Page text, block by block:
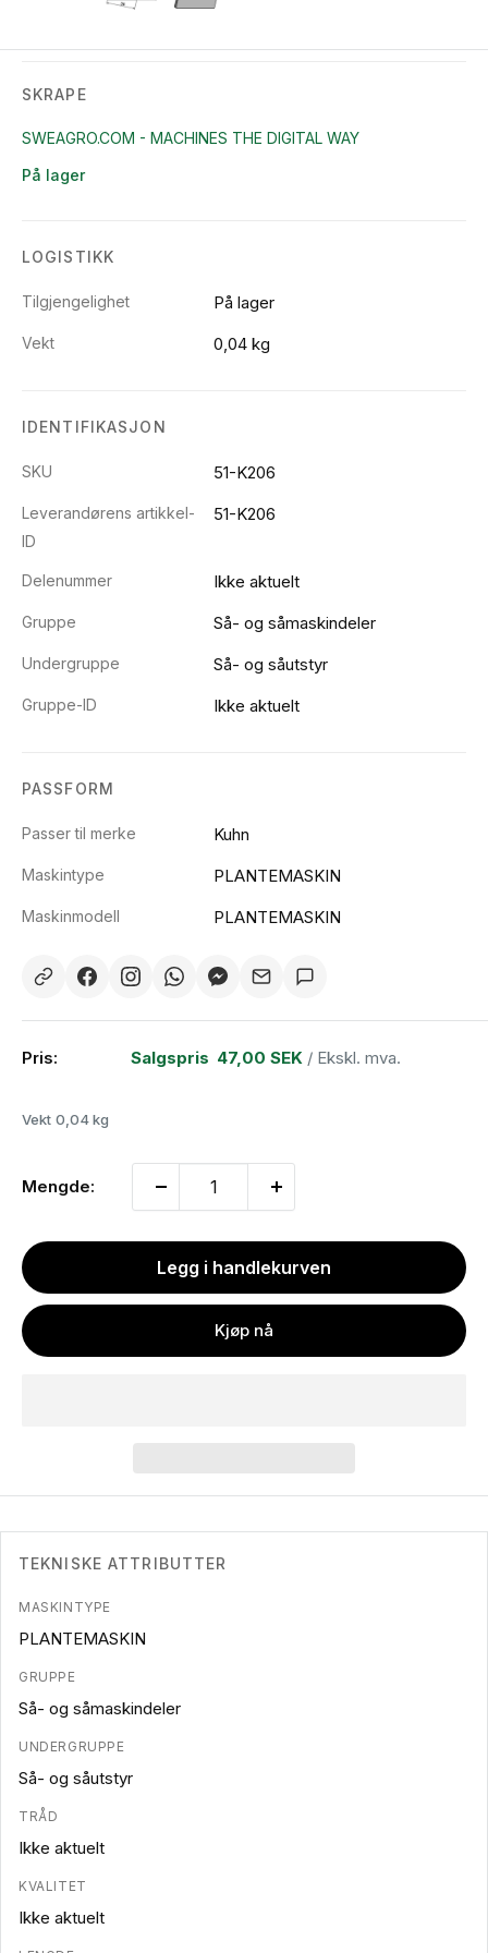
SKRAPE
SWEAGRO.COM - MACHINES THE DIGITAL WAY
På lager
LOGISTIKK
Tilgjengelighet På lager
Vekt 0,04 kg
IDENTIFIKASJON
SKU 51-K206
Leverandørens artikkel-
ID
51-K206
Delenummer Ikke aktuelt
Gruppe Så- og såmaskindeler
Undergruppe Så- og såutstyr
Gruppe-ID Ikke aktuelt
PASSFORM
Passer til merke Kuhn
Maskintype PLANTEMASKIN
Maskinmodell PLANTEMASKIN
Pris: Salgspris 47,00 SEK / Ekskl. mva.
Vekt 0,04 kg
Mengde:
Legg i handlekurven
Kjøp nå
TEKNISKE ATTRIBUTTER
MASKINTYPE
PLANTEMASKIN
GRUPPE
Så- og såmaskindeler
UNDERGRUPPE
Så- og såutstyr
TRÅD
Ikke aktuelt
KVALITET
Ikke aktuelt